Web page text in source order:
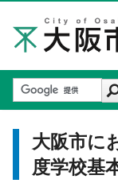
大阪市に
度学校基